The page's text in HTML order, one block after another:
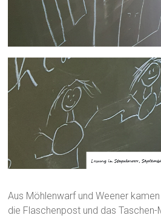
Aus Möhlenwarf und Weener
die Flaschenpost und das Taschen-